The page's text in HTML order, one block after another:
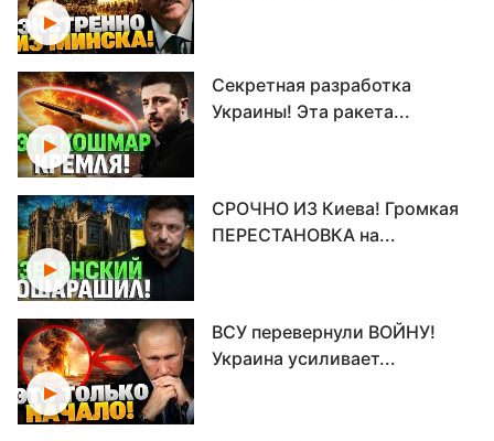
Секретная разработка
Украины! Эта ракета...
СРОЧНО ИЗ Киева! Громкая
ПЕРЕСТАНОВКА на...
ВСУ перевернули ВОЙНУ!
Украина усиливает...